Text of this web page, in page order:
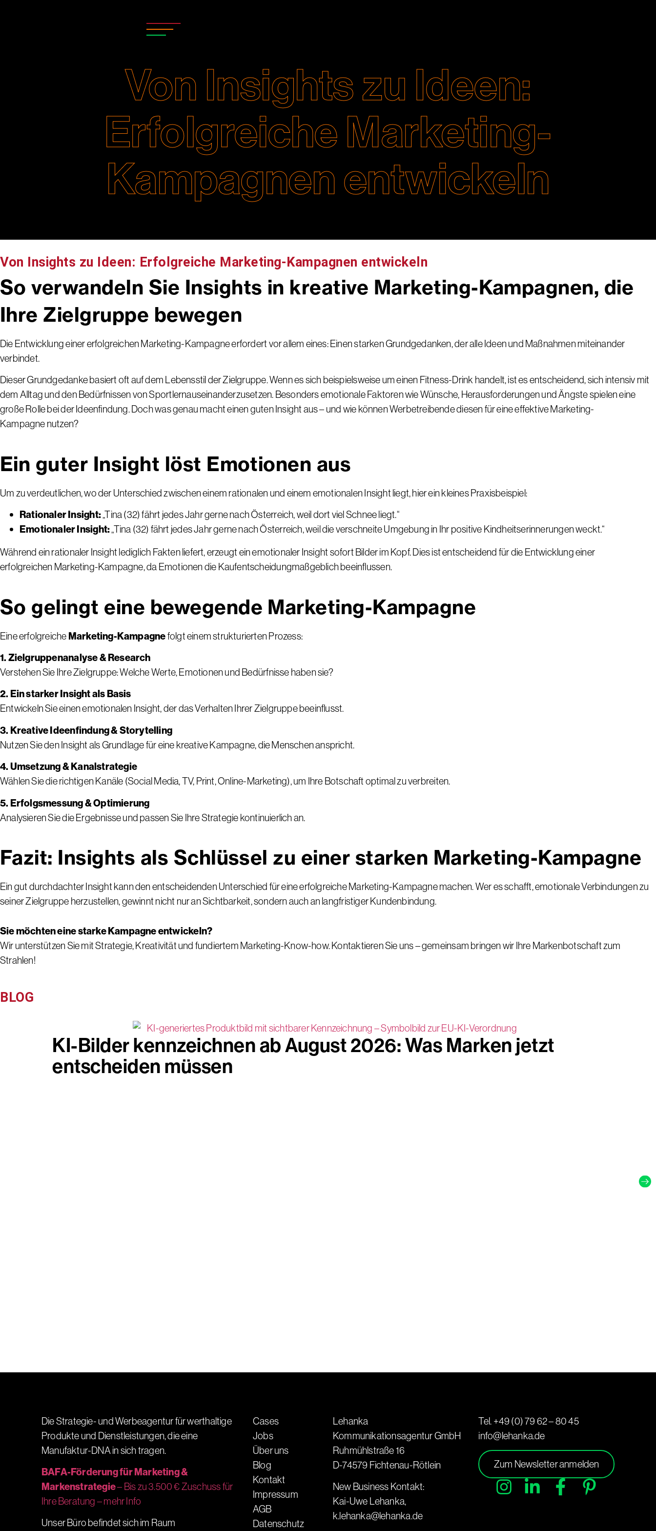
Von Insights zu Ideen:
Erfolgreiche Marketing-
Kampagnen entwickeln
Von Insights zu Ideen: Erfolgreiche Marketing-Kampagnen entwickeln
So verwandeln Sie Insights in kreative Marketing-Kampagnen, die
Ihre Zielgruppe bewegen
Die Entwicklung einer erfolgreichen Marketing-Kampagne erfordert vor allem eines: Einen starken Grundgedanken, der alle Ideen und Maßnahmen miteinander
verbindet.
Dieser Grundgedanke basiert oft auf dem Lebensstil der Zielgruppe. Wenn es sich beispielsweise um einen Fitness-Drink handelt, ist es entscheidend, sich intensiv mit
dem Alltag und den Bedürfnissen von Sportlernauseinanderzusetzen. Besonders emotionale Faktoren wie Wünsche, Herausforderungen und Ängste spielen eine
große Rolle bei der Ideenfindung. Doch was genau macht einen guten Insight aus – und wie können Werbetreibende diesen für eine effektive Marketing-
Kampagne nutzen?
Ein guter Insight löst Emotionen aus
Um zu verdeutlichen, wo der Unterschied zwischen einem rationalen und einem emotionalen Insight liegt, hier ein kleines Praxisbeispiel:
Rationaler Insight:„Tina (32) fährt jedes Jahr gerne nach Österreich, weil dort viel Schnee liegt.“
Emotionaler Insight:„Tina (32) fährt jedes Jahr gerne nach Österreich, weil die verschneite Umgebung in Ihr positive Kindheitserinnerungen weckt.“
Während ein rationaler Insight lediglich Fakten liefert, erzeugt ein emotionaler Insight sofort Bilder im Kopf. Dies ist entscheidend für die Entwicklung einer
erfolgreichen Marketing-Kampagne, da Emotionen die Kaufentscheidungmaßgeblich beeinflussen.
So gelingt eine bewegende Marketing-Kampagne
Eine erfolgreiche Marketing-Kampagnefolgt einem strukturierten Prozess:
1. Zielgruppenanalyse & Research
Verstehen Sie Ihre Zielgruppe: Welche Werte, Emotionen und Bedürfnisse haben sie?
2. Ein starker Insight als Basis
Entwickeln Sie einen emotionalen Insight, der das Verhalten Ihrer Zielgruppe beeinflusst.
3. Kreative Ideenfindung & Storytelling
Nutzen Sie den Insight als Grundlage für eine kreative Kampagne, die Menschen anspricht.
4. Umsetzung & Kanalstrategie
Wählen Sie die richtigen Kanäle (Social Media, TV, Print, Online-Marketing), um Ihre Botschaft optimal zu verbreiten.
5. Erfolgsmessung & Optimierung
Analysieren Sie die Ergebnisse und passen Sie Ihre Strategie kontinuierlich an.
Fazit: Insights als Schlüssel zu einer starken Marketing-Kampagne
Ein gut durchdachter Insight kann den entscheidenden Unterschied für eine erfolgreiche Marketing-Kampagne machen. Wer es schafft, emotionale Verbindungen zu
seiner Zielgruppe herzustellen, gewinnt nicht nur an Sichtbarkeit, sondern auch an langfristiger Kundenbindung.
Sie möchten eine starke Kampagne entwickeln?
Wir unterstützen Sie mit Strategie, Kreativität und fundiertem Marketing-Know-how. Kontaktieren Sie uns – gemeinsam bringen wir Ihre Markenbotschaft zum
Strahlen!
BLOG
KI-Bilder kennzeichnen ab August 2026: Was Marken jetzt
entscheiden müssen
Die Strategie- und Werbeagentur für werthaltige
Produkte und Dienstleistungen, die eine
Manufaktur-DNA in sich tragen.
BAFA-Förderung für Marketing &
Markenstrategie– Bis zu 3.500 € Zuschuss für
Ihre Beratung – mehr Info
Unser Büro befindet sich im Raum
Cases
Jobs
Über uns
Blog
Kontakt
Impressum
AGB
Datenschutz
Lehanka
Kommunikationsagentur GmbH
Ruhmühlstraße 16
D-74579 Fichtenau-Rötlein
New Business Kontakt:
Kai-Uwe Lehanka,
k.lehanka@lehanka.de
Tel. +49 (0) 79 62 – 80 45
info@lehanka.de
Zum Newsletter anmelden